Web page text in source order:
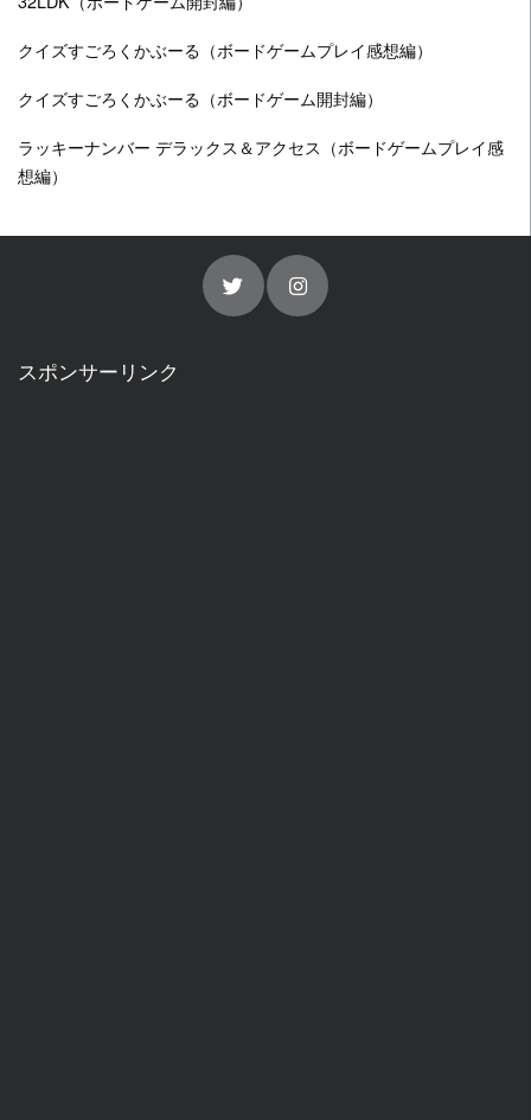
クイズすごろくかぶーる（ボードゲームプレイ感想編）
クイズすごろくかぶーる（ボードゲーム開封編）
ラッキーナンバー デラックス＆アクセス（ボードゲームプレイ感
想編）
スポンサーリンク